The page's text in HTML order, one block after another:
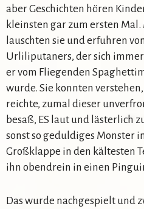
aber Geschichten hören
kleinsten gar zum ersten
lauschten sie und erfuhren
Urliliputaners, der sich
er vom Fliegenden
wurde. Sie konnten
reichte, zumal dieser
besaß, ES laut und lästerlich
sonst so geduldiges Monster
Großklappe in den kältesten
ihn obendrein in einen
Das wurde nachgespielt und